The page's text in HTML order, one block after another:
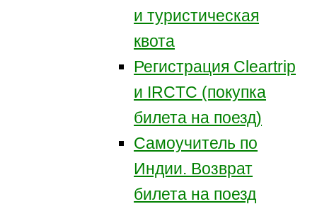
и туристическая
квота
Регистрация Сleartrip
и IRCTC (покупка
билета на поезд)
Самоучитель по
Индии. Возврат
билета на поезд